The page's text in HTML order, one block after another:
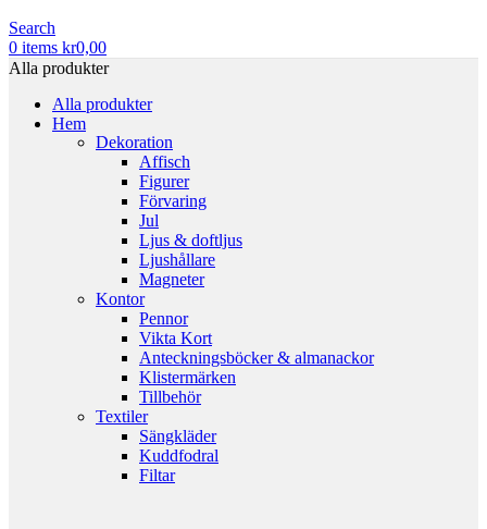
Search
0 items kr0,00
Alla produkter
Alla produkter
Hem
Dekoration
Affisch
Figurer
Förvaring
Jul
Ljus & doftljus
Ljushållare
Magneter
Kontor
Pennor
Vikta Kort
Anteckningsböcker & almanackor
Klistermärken
Tillbehör
Textiler
Sängkläder
Kuddfodral
Filtar